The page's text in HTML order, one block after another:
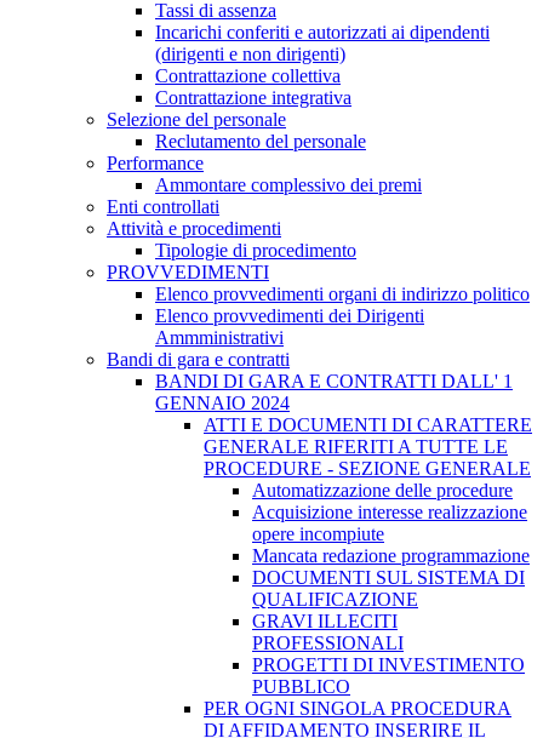
Tassi di assenza
Incarichi conferiti e autorizzati ai dipendenti
(dirigenti e non dirigenti)
Contrattazione collettiva
Contrattazione integrativa
Selezione del personale
Reclutamento del personale
Performance
Ammontare complessivo dei premi
Enti controllati
Attività e procedimenti
Tipologie di procedimento
PROVVEDIMENTI
Elenco provvedimenti organi di indirizzo politico
Elenco provvedimenti dei Dirigenti
Ammministrativi
Bandi di gara e contratti
BANDI DI GARA E CONTRATTI DALL' 1
GENNAIO 2024
ATTI E DOCUMENTI DI CARATTERE
GENERALE RIFERITI A TUTTE LE
PROCEDURE - SEZIONE GENERALE
Automatizzazione delle procedure
Acquisizione interesse realizzazione
opere incompiute
Mancata redazione programmazione
DOCUMENTI SUL SISTEMA DI
QUALIFICAZIONE
GRAVI ILLECITI
PROFESSIONALI
PROGETTI DI INVESTIMENTO
PUBBLICO
PER OGNI SINGOLA PROCEDURA
DI AFFIDAMENTO INSERIRE IL